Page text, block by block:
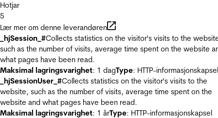
Hotjar
5
Lær mer om denne leverandøren
_hjSession_#Collects statistics on the visitor's visits to the
such as the number of visits, average time spent on the website
what pages have been read.
Maksimal lagringsvarighet: 1 dagType: HTTP-informasjonskapsel
_hjSessionUser_#Collects statistics on the visitor's visits to the
website, such as the number of visits, average time spent on the
website and what pages have been read.
Maksimal lagringsvarighet: 1 årType: HTTP-informasjonskapsel